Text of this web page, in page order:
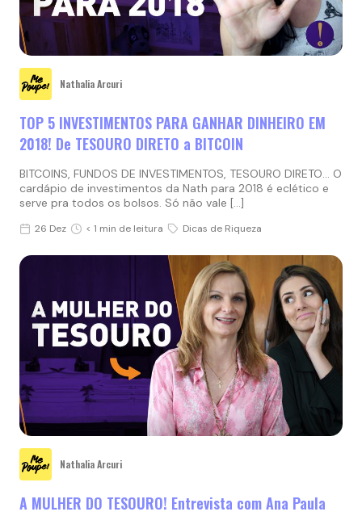
Nathalia Arcuri
TOP 5 INVESTIMENTOS PARA GANHAR DINHEIRO EM
2018! De TESOURO DIRETO a BITCOIN
BITCOINS, FUNDOS DE INVESTIMENTOS, TESOURO DIRETO… O
cardápio de investimentos da Nath para 2018 é eclético e
serve pra todos os bolsos. Só não vale […]
26 Dez < 1 min de leitura Dicas de Riqueza
Nathalia Arcuri
A MULHER DO TESOURO! Entrevista com Ana Paula